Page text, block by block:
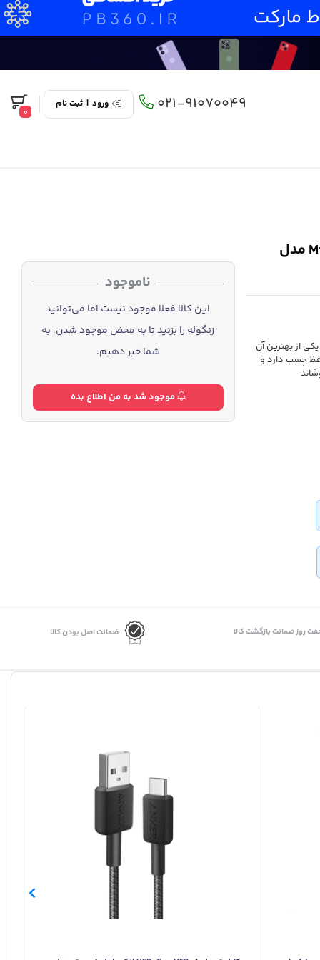
021-91070049 ورود | ثبت نام
0
محافظ فول چسب صفحه نمایشگر شیائومی مدل Mi 9T مدل
از بهترین آن
چسب دارد و
ناموجود
این کالا فعلا موجود نیست اما می‌توانید
زنگوله را بزنید تا به محض موجود شدن، به
شما خبر دهیم.
موجود شد به من اطلاع بده
روز ضمانت بازگشت کالا ضمانت اصل بودن کالا